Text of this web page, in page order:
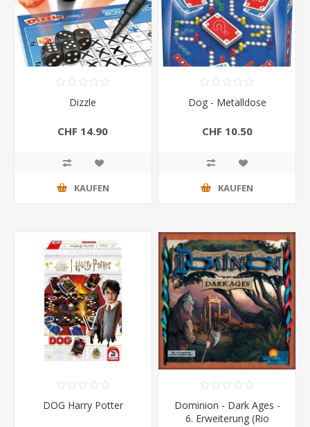
Dizzle
CHF 14.90
KAUFEN
Dog - Metalldose
CHF 10.50
KAUFEN
DOG Harry Potter
Dominion - Dark Ages -
6. Erweiterung (Rio